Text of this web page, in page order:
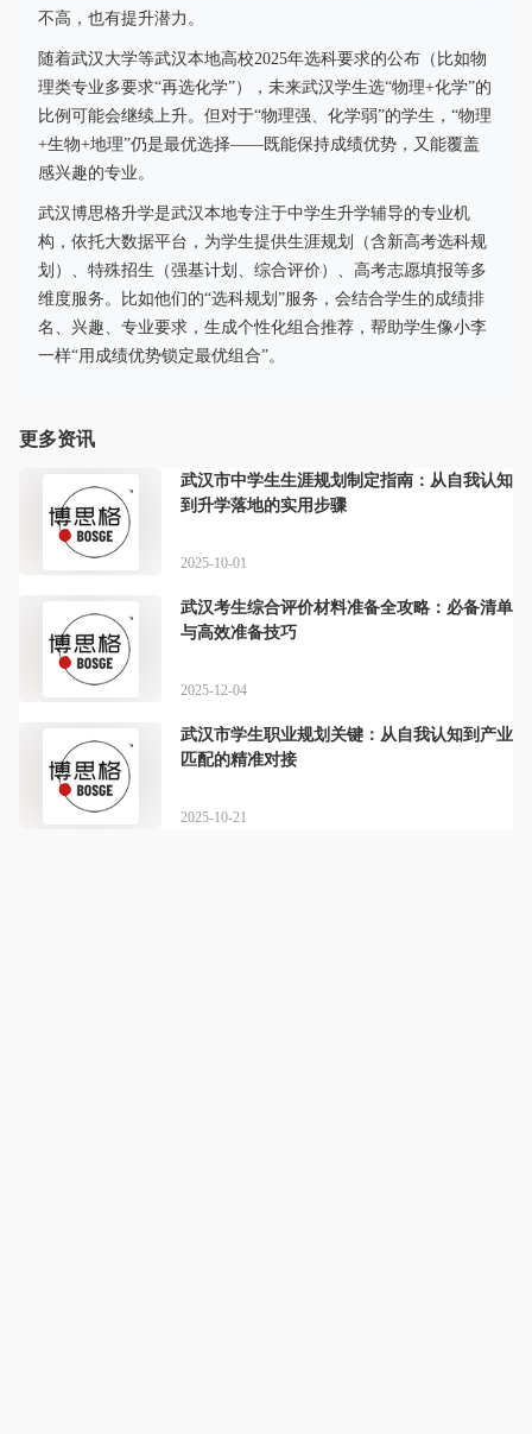
不高，也有提升潜力。
随着武汉大学等武汉本地高校2025年选科要求的公布（比如物
理类专业多要求“再选化学”），未来武汉学生选“物理+化学”的
比例可能会继续上升。但对于“物理强、化学弱”的学生，“物理
+生物+地理”仍是最优选择——既能保持成绩优势，又能覆盖
感兴趣的专业。
武汉博思格升学是武汉本地专注于中学生升学辅导的专业机
构，依托大数据平台，为学生提供生涯规划（含新高考选科规
划）、特殊招生（强基计划、综合评价）、高考志愿填报等多
维度服务。比如他们的“选科规划”服务，会结合学生的成绩排
名、兴趣、专业要求，生成个性化组合推荐，帮助学生像小李
一样“用成绩优势锁定最优组合”。
更多资讯
武汉市中学生生涯规划制定指南：从自我认知
到升学落地的实用步骤
2025-10-01
武汉考生综合评价材料准备全攻略：必备清单
与高效准备技巧
2025-12-04
武汉市学生职业规划关键：从自我认知到产业
匹配的精准对接
2025-10-21